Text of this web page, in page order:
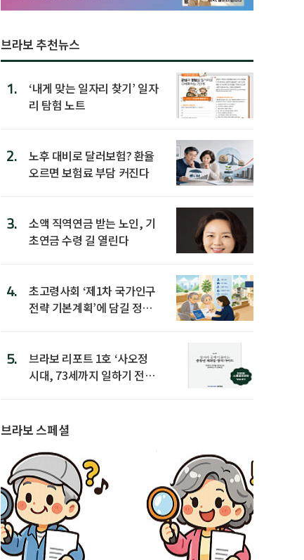
브라보 추천뉴스
1.
‘내게 맞는 일자리 찾기’ 일자
리 탐험 노트
2.
노후 대비로 달러보험? 환율
오르면 보험료 부담 커진다
3.
소액 직역연금 받는 노인, 기
초연금 수령 길 열린다
4.
초고령사회 ‘제1차 국가인구
전략 기본계획’에 담길 정책
5.
브라보 리포트 1호 ‘사오정
시대, 73세까지 일하기 전략’
브라보 스페셜